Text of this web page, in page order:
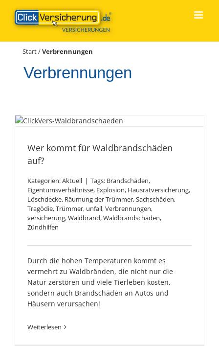
Inhalt
springen
Start/Verbrennungen
Verbrennungen
Wer kommt für
Waldbrandschäden auf?
Wer kommt für Waldbrandschäden
auf?
Kategorien:Aktuell | Tags: Brandschäden,
Eigentumsverhältnisse, Explosion, Hausratversicherung,
Löschdecke, Räumung der Trümmer,Sachschäden,
Tragödie,Trümmer, unfall,Verbrennungen,
versicherung,Waldbrand,Waldbrandschäden,
Zündhilfen
Durch die hohen Temperaturen kommt es
vermehrt zu Waldbränden, die nicht nur die
Natur zerstören und viele Tierleben kosten,
sondern auch Brandschäden an Autos und
Häusern verursachen!
Weiterlesen